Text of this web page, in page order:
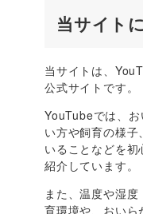
当サイト
当サイトは、
公式サイトです。
YouTubeでは、
い方や飼育の様
いることなどを
紹介しています。
また、温度や湿
育環境や、おい